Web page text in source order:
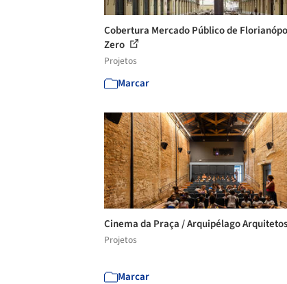
Cobertura Mercado Público de
Zero
Projetos
Marcar
Cinema da Praça / Arquipélago Arquitetos
Projetos
Marcar